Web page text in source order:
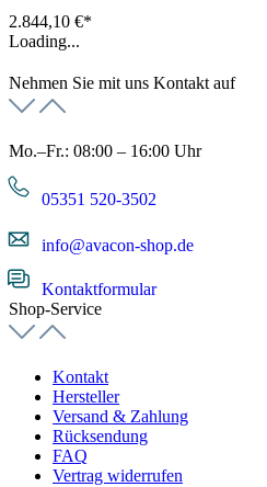
2.844,10 €*
Loading...
Nehmen Sie mit uns Kontakt auf
Mo.–Fr.: 08:00 – 16:00 Uhr
05351 520-3502
info@avacon-shop.de
Kontaktformular
Shop-Service
Kontakt
Hersteller
Versand & Zahlung
Rücksendung
FAQ
Vertrag widerrufen